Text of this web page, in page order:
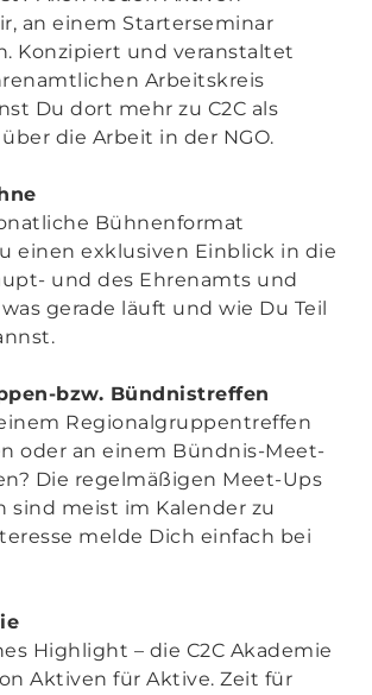
an einem Starterseminar
Konzipiert und veranstaltet
Arbeitskreis
Du dort mehr zu C2C als
die Arbeit in der NGO.
Bühnenformat
einen exklusiven Einblick in die
und des Ehrenamts und
gerade läuft und wie Du Teil
bzw. Bündnistreffen
Regionalgruppentreffen
oder an einem Bündnis-Meet-
Die regelmäßigen Meet-Ups
sind meist im Kalender zu
melde Dich einfach bei
Highlight – die C2C Akademie
Aktiven für Aktive. Zeit für